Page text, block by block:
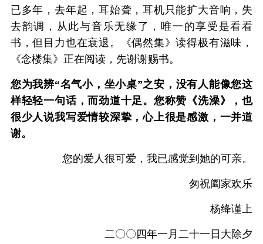
已多年，去年起，耳始聋，耳机只能扩大音响，失
去韵调，从此与音乐无缘了，唯一的享受是看看
书，但目力也在衰退。《偶然集》读得极有滋味，
《念楼集》正在阅读，先谢谢赐书。
您为我辨“名气小，坐小桌”之安，没有人能像您这
样轻轻一句话，而劲道十足。您称赞《洗澡》，也
很少人说我写爱情较深挚，心上很是感激，一并道
谢。
您的爱人很可爱，我已感觉到她的可亲。
匆祝阖家欢乐
杨绛谨上
二〇〇四年一月二十一日大除夕